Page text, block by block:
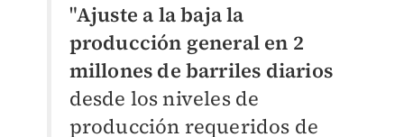
"Ajuste a la baja la
producción general en 2
millones de barriles diarios
desde los niveles de
producción requeridos de